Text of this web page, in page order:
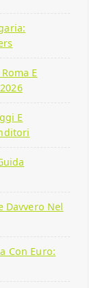
E
E
Davvero Nel
Con Euro: